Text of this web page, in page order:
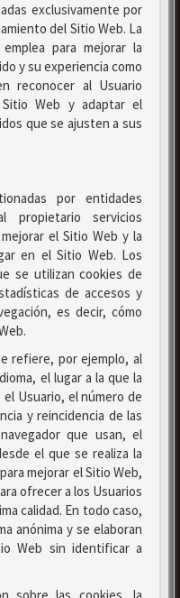
exclusivamente por
del Sitio Web. La
para mejorar la
y su experiencia como
reconocer al Usuario
Web y adaptar el
que se ajusten a sus
por entidades
propietario servicios
el Sitio Web y la
en el Sitio Web. Los
se utilizan cookies de
de accesos y
es decir, cómo
refiere, por ejemplo, al
el lugar a la que la
Usuario, el número de
y reincidencia de las
que usan, el
el que se realiza la
mejorar el Sitio Web,
ofrecer a los Usuarios
calidad. En todo caso,
anónima y se elaboran
Web sin identificar a